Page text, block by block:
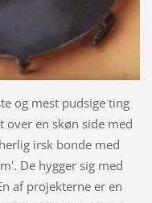
og mest pudsige ting
over en skøn side med
irsk bonde med
De hygger sig med
af projekterne er en